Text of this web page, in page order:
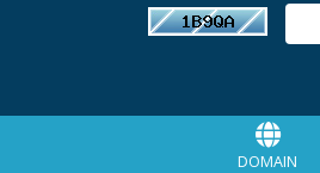
DOMAIN